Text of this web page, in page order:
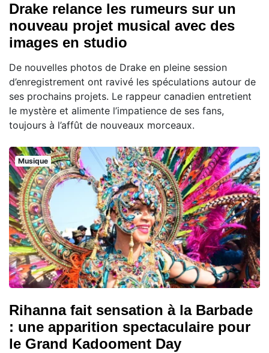
Drake relance les rumeurs sur un
nouveau projet musical avec des
images en studio
De nouvelles photos de Drake en pleine session
d’enregistrement ont ravivé les spéculations autour de
ses prochains projets. Le rappeur canadien entretient
le mystère et alimente l’impatience de ses fans,
toujours à l’affût de nouveaux morceaux.
Musique
Rihanna fait sensation à la Barbade
: une apparition spectaculaire pour
le Grand Kadooment Day